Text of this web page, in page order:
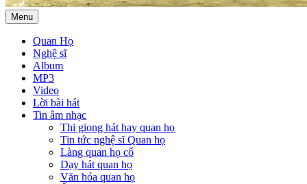
Menu
Quan Họ
Nghệ sĩ
Album
MP3
Video
Lời bài hát
Tin âm nhạc
Thi giọng hát hay quan họ
Tin tức nghệ sĩ Quan họ
Làng quan họ cổ
Dạy hát quan họ
Văn hóa quan họ